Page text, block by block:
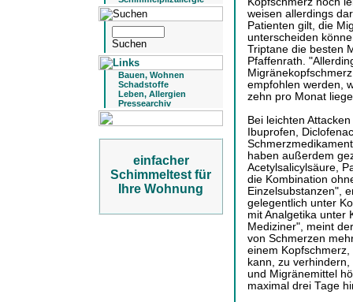
Bauen, Wohnen
Schadstoffe
Leben, Allergien
Pressearchiv
einfacher
Schimmeltest für
Ihre Wohnung
weisen allerdings
Patienten gilt, die
unterscheiden
Triptane die besten
Pfaffenrath.
empfohlen werden,
zehn pro Monat
Bei leichten
Ibuprofen,
haben außerdem
Acetylsalicylsäure,
die Kombination
Einzelsubstanzen",
gelegentlich unter
mit Analgetika unter
Mediziner", meint
von Schmerzen
einem
kann, zu
und Migränemittel
maximal drei Tage